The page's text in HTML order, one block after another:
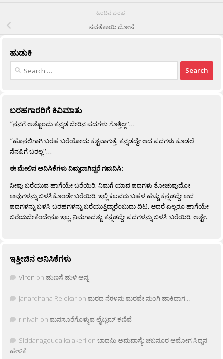
ಹಿಂದಿನ ಬರಹ
ಸವತೆಕಾಯಿ ದೋಸೆ
ಹುಡುಕಿ
Search
ಬರಹಗಾರರಿಗೆ ಕಿವಿಮಾತು
“ನನಗೆ ಅಶ್ಟೊಂದು ಕನ್ನಡ ಬೇರಿನ ಪದಗಳು ಗೊತ್ತಿಲ್ಲ”…
“ಹೊನಲಿಗಾಗಿ ಬರಹ ಬರೆಯೋದು ಕಶ್ಟವಾಗುತ್ತೆ. ಕನ್ನಡದ್ದೇ ಆದ ಪದಗಳು ಕೂಡಲೆ
ನೆನಪಿಗೆ ಬರಲ್ಲ”…
ಈ ಮೇಲಿನ ಅನಿಸಿಕೆಗಳು ನಿಮ್ಮದಾಗಿದ್ದರೆ ಗಮನಿಸಿ:
ನೀವು ಬರೆಯುವ ಹಾಗೆಯೇ ಬರೆಯಿರಿ. ನಿಮಗೆ ಯಾವ ಪದಗಳು ತೋಚುವುದೋ
ಅವುಗಳನ್ನು ಬಳಸಿಕೊಂಡೇ ಬರೆಯಿರಿ. ಇಲ್ಲಿ ಕೆಲವರು ಬಹಳ ಹೆಚ್ಚು ಕನ್ನಡದ್ದೇ ಆದ
ಪದಗಳನ್ನು ಬಳಸಿ ಬರಹಗಳನ್ನು ಬರೆಯುತ್ತಿದ್ದಾರೆಂಬುದು ದಿಟ. ಆದರೆ ಎಲ್ಲರೂ ಹಾಗೆಯೇ
ಬರೆಯಬೇಕೆಂದೇನೂ ಇಲ್ಲ. ನಿಮಗಾದಶ್ಟು ಕನ್ನಡದ್ದೇ ಪದಗಳನ್ನು ಬಳಸಿ ಬರೆಯಿರಿ, ಅಶ್ಟೇ.
ಇತ್ತೀಚಿನ ಅನಿಸಿಕೆಗಳು
Viren on ಹುಣಸೆ ಹುಳಿ ಅನ್ನ
Janardhana Relekar on ಮರದ ನೆರಳನು ಮರವೇ ನುಂಗಿ ಹಾಕಿದಾಗ…
rjnivah on ಮನಸೂರೆಗೊಳ್ಳುವ ಲೈಟ್ಲಮ್ ಕಣಿವೆ
Siddanagouda kalakeri on ಬಾದಮಿ ಅಮವಾಸ್ಯೆ: ಚಬನೂರ ಅಮೋಗ ಸಿದ್ದನ
ಹೇಳಿಕೆ